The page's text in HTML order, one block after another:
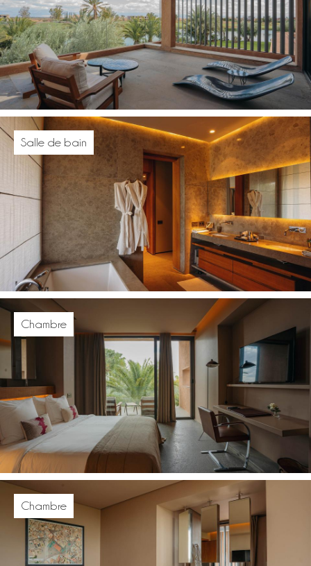
Salle de bain
Chambre
Chambre